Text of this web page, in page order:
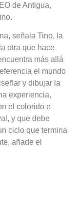
de Antigua,
señala Tino, la
otra que hace
más allá
el mundo
y dibujar la
experiencia,
el colorido e
y que debe
ciclo que termina
añade el